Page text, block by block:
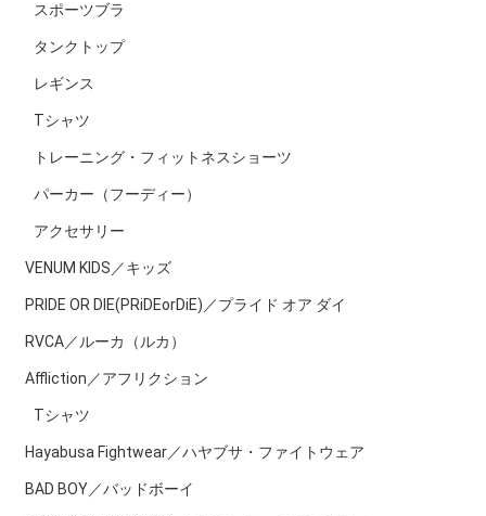
スポーツブラ
タンクトップ
レギンス
Tシャツ
トレーニング・フィットネスショーツ
パーカー（フーディー）
アクセサリー
VENUM KIDS／キッズ
PRIDE OR DIE(PRiDEorDiE)／プライド オア ダイ
RVCA／ルーカ（ルカ）
Affliction／アフリクション
Tシャツ
Hayabusa Fightwear／ハヤブサ・ファイトウェア
BAD BOY／バッドボーイ